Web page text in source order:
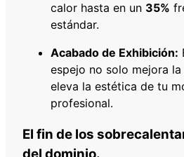
calor hasta en un 35%
estándar.
Acabado de Exhibición:
espejo no solo mejora
eleva la estética de tu
profesional.
El fin de los
del dominio.